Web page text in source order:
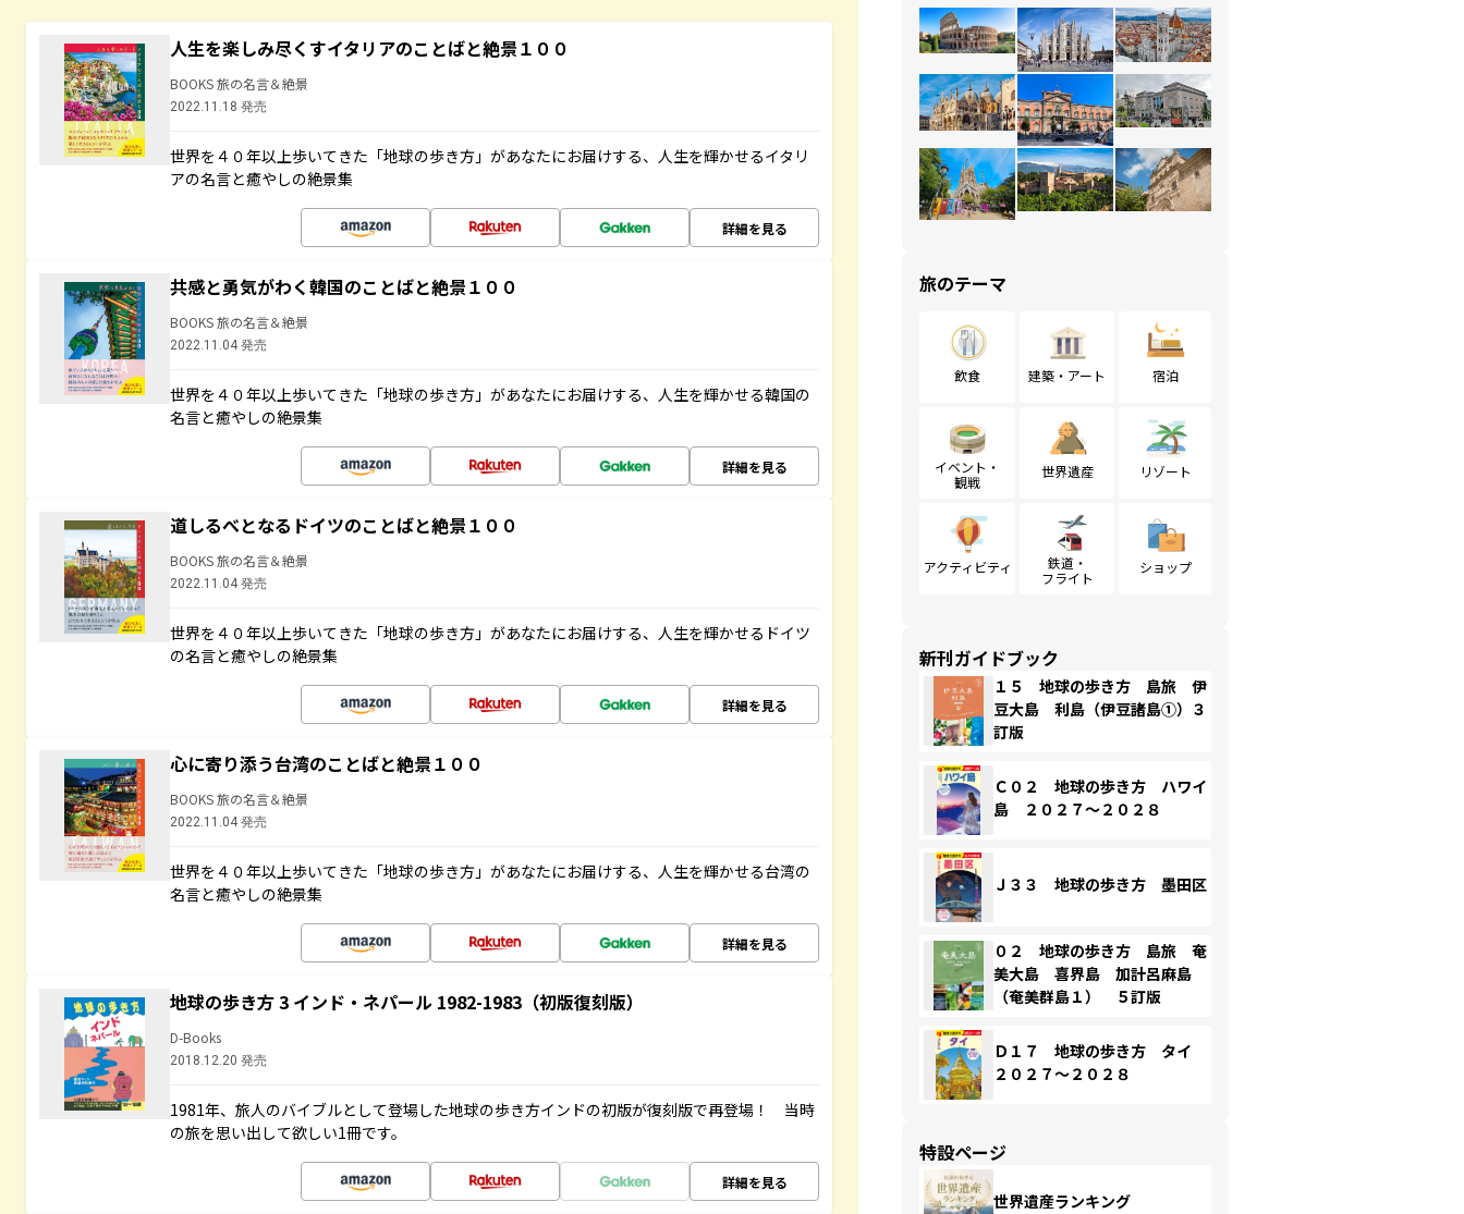
人生を楽しみ尽くすイタリアのことばと絶景１００
BOOKS 旅の名言＆絶景
2022.11.18 発売
世界を４０年以上歩いてきた「地球の歩き方」があなたにお届けする、人生を輝かせるイタリ
アの名言と癒やしの絶景集
詳細を見る
共感と勇気がわく韓国のことばと絶景１００
BOOKS 旅の名言＆絶景
2022.11.04 発売
世界を４０年以上歩いてきた「地球の歩き方」があなたにお届けする、人生を輝かせる韓国の
名言と癒やしの絶景集
詳細を見る
道しるべとなるドイツのことばと絶景１００
BOOKS 旅の名言＆絶景
2022.11.04 発売
世界を４０年以上歩いてきた「地球の歩き方」があなたにお届けする、人生を輝かせるドイツ
の名言と癒やしの絶景集
詳細を見る
心に寄り添う台湾のことばと絶景１００
BOOKS 旅の名言＆絶景
2022.11.04 発売
世界を４０年以上歩いてきた「地球の歩き方」があなたにお届けする、人生を輝かせる台湾の
名言と癒やしの絶景集
詳細を見る
地球の歩き方 3 インド・ネパール 1982-1983（初版復刻版）
D-Books
2018.12.20 発売
1981年、旅人のバイブルとして登場した地球の歩き方インドの初版が復刻版で再登場！ 当時
の旅を思い出して欲しい1冊です。
詳細を見る
旅のテーマ
飲食 建築・アート 宿泊
イベント・
観戦
世界遺産 リゾート
アクティビティ
鉄道・
フライト
ショップ
新刊ガイドブック
１５ 地球の歩き方 島旅 伊
豆大島 利島（伊豆諸島①）３
訂版
Ｃ０２ 地球の歩き方 ハワイ
島 ２０２７～２０２８
Ｊ３３ 地球の歩き方 墨田区
０２ 地球の歩き方 島旅 奄
美大島 喜界島 加計呂麻島
（奄美群島１） ５訂版
Ｄ１７ 地球の歩き方 タイ
２０２７～２０２８
特設ページ
世界遺産ランキング